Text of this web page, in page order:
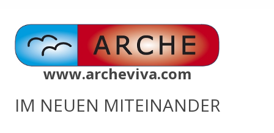
www.archeviva.com
IM NEUEN MITEINANDER